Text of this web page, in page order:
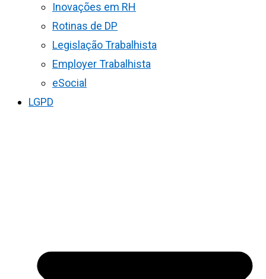
Inovações em RH
Rotinas de DP
Legislação Trabalhista
Employer Trabalhista
eSocial
LGPD